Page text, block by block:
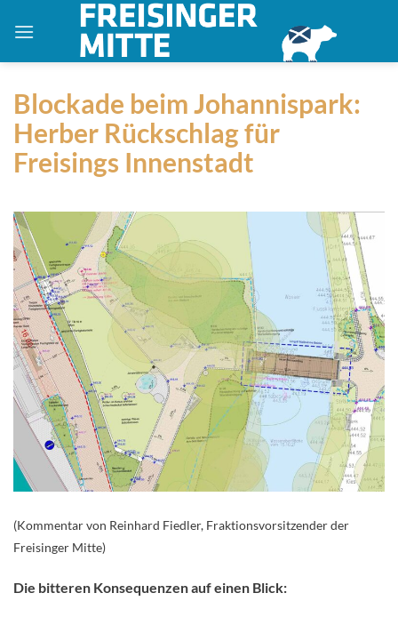
Inhalt
Blockade beim Johannispark:
Herber Rückschlag für
Freisings Innenstadt
(Kommentar von Reinhard Fiedler, Fraktionsvorsitzender der
Freisinger Mitte)
Die bitteren Konsequenzen auf einen Blick: